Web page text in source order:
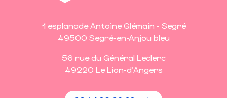
1 esplanade Antoine Glémain - Segré
49500 Segré-en-Anjou bleu
56 rue du Général Leclerc
49220 Le Lion-d'Angers